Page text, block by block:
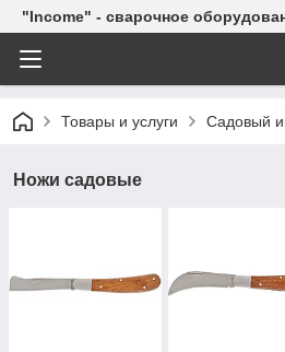
"Income" - сварочное
Товары и услуги Садовый
Ножи садовые